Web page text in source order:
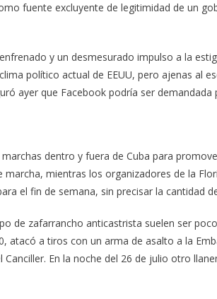
fuente excluyente de legitimidad de un
y un desmesurado impulso a la
político actual de EEUU, pero ajenas al
ayer que Facebook podría ser
dentro y fuera de Cuba para
mientras los organizadores de la
el fin de semana, sin precisar la cantidad
de zafarrancho anticastrista suelen ser
atacó a tiros con un arma de asalto a la
Canciller. En la noche del 26 de julio otro